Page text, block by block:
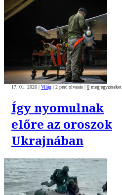
17. 01. 2026 | Világ | 2 perc olvasás | 0 megjegyzéseket
Így nyomulnak
előre az oroszok
Ukrajnában